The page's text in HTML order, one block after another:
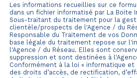
Les informations recueillies sur ce
dans un fichier informatisé par La Boite
Sous-traitant du traitement pour la
clientèle/prospects de l'Agence / du
Responsable du Traitement de vos
base légale du traitement repose sur
l'Agence / du Réseau. Elles sont
suppression et sont destinées à
Conformément à la loi « informatique et
des droits d’accès, de rectification,